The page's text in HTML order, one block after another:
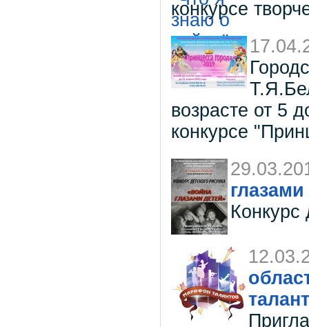
конкурсе
возрасте от 5
конкурсе
Конкурс